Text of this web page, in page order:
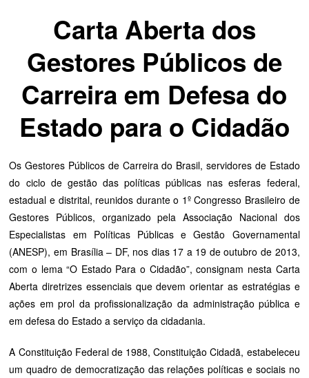
Carta Aberta dos
Gestores Públicos de
Carreira em Defesa do
Estado para o Cidadão
Os Gestores Públicos de Carreira do Brasil, servidores de Estado
do ciclo de gestão das políticas públicas nas esferas federal,
estadual e distrital, reunidos durante o 1º Congresso Brasileiro de
Gestores Públicos, organizado pela Associação Nacional dos
Especialistas em Políticas Públicas e Gestão Governamental
(ANESP), em Brasília – DF, nos dias 17 a 19 de outubro de 2013,
com o lema “O Estado Para o Cidadão”, consignam nesta Carta
Aberta diretrizes essenciais que devem orientar as estratégias e
ações em prol da profissionalização da administração pública e
em defesa do Estado a serviço da cidadania.
A Constituição Federal de 1988, Constituição Cidadã, estabeleceu
um quadro de democratização das relações políticas e sociais no